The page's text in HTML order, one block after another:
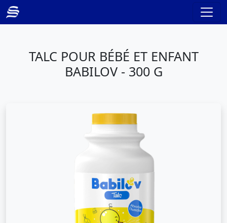
TALC POUR BÉBÉ ET ENFANT
BABILOV - 300 G